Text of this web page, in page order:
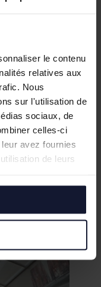
le contenu
relatives aux
Nous
sur l'utilisation de
sociaux, de
celles-ci
avez fournies
de leurs